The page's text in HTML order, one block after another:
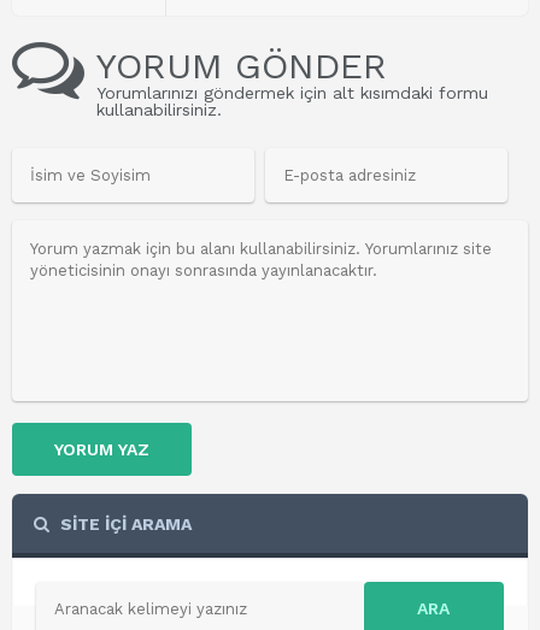
YORUM GÖNDER
Yorumlarınızı göndermek için alt kısımdaki formu
kullanabilirsiniz.
YORUM YAZ
SİTE İÇİ ARAMA
ARA